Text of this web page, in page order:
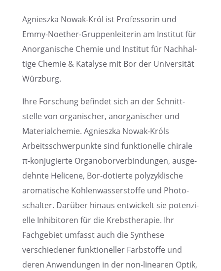
Agnieszka Nowak-Król ist Profes­so­rin und
Emmy-Noether-Gruppen­lei­te­rin am Insti­tut für
Anorga­ni­sche Chemie und Insti­tut für Nachhal­
tige Chemie & Katalyse mit Bor der Univer­si­tät
Würzburg.
Ihre Forschung befin­det sich an der Schnitt­
stelle von organi­scher, anorga­ni­scher und
Materi­al­che­mie. Agnieszka Nowak-Króls
Arbeits­schwer­punkte sind funktio­nelle chirale
π‑konjugierte Organ­o­bor­ver­bin­dun­gen, ausge­
dehnte Helicene, Bor-dotierte polyzy­kli­sche
aroma­ti­sche Kohlen­was­ser­stoffe und Photo­
schal­ter. Darüber hinaus entwi­ckelt sie poten­zi­
elle Inhibi­to­ren für die Krebs­the­ra­pie. Ihr
Fachge­biet umfasst auch die Synthese
verschie­de­ner funktio­nel­ler Farbstoffe und
deren Anwen­dun­gen in der non-linea­ren Optik,